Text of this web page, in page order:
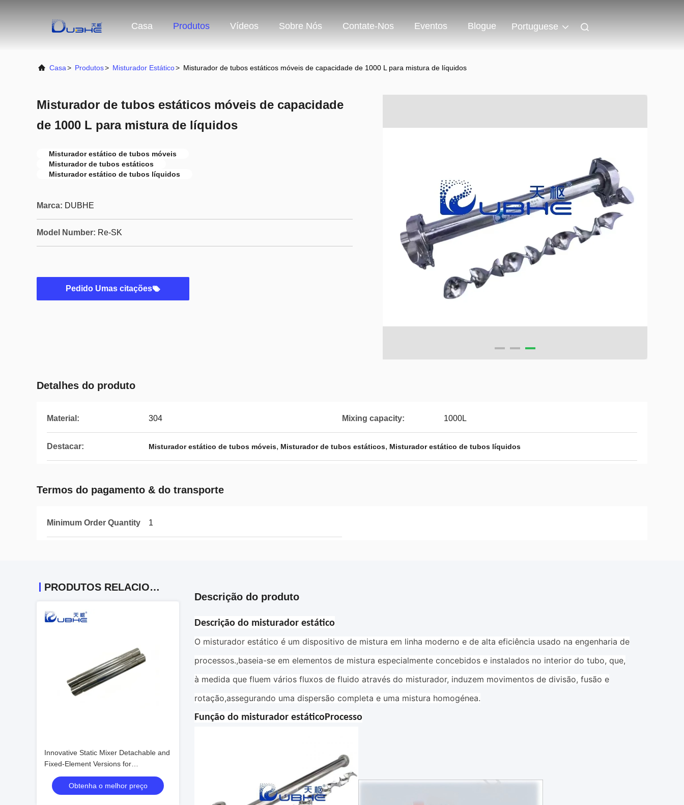
Casa Produtos Vídeos Sobre Nós Contate-Nos Eventos Blogue Portuguese
Casa> Produtos> Misturador Estático> Misturador de tubos estáticos móveis de capacidade de 1000 L para mistura de líquidos
Misturador de tubos estáticos móveis de capacidade
de 1000 L para mistura de líquidos
Misturador estático de tubos móveis
Misturador de tubos estáticos
Misturador estático de tubos líquidos
Marca: DUBHE
Model Number: Re-SK
Pedido Umas citações
Detalhes do produto
Material: 304 Mixing capacity: 1000L
Destacar: Misturador estático de tubos móveis, Misturador de tubos estáticos, Misturador estático de tubos líquidos
Termos do pagamento & do transporte
Minimum Order Quantity 1
PRODUTOS RELACIONADOS
Innovative Static Mixer Detachable and
Fixed-Element Versions for
Customizable Surface Treatment
Obtenha o melhor preço
Descrição do produto
Descrição do misturador estático
O misturador estático é um dispositivo de mistura em linha moderno e de alta eficiência usado na engenharia de
processos.,baseia-se em elementos de mistura especialmente concebidos e instalados no interior do tubo, que,
à medida que fluem vários fluxos de fluido através do misturador, induzem movimentos de divisão, fusão e
rotação,assegurando uma dispersão completa e uma mistura homogénea.
Função do misturador estáticoProcesso